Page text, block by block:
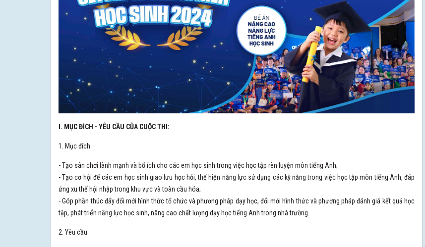
I. MỤC ĐÍCH - YÊU CẦU CỦA CUỘC THI:
1. Mục đích:
- Tạo sân chơi lành mạnh và bổ ích cho các em học sinh trong việc học tập rèn luyện môn tiếng Anh;
- Tạo cơ hội để các em học sinh giao lưu học hỏi, thể hiện năng lực sử dụng các kỹ năng trong việc học tập môn tiếng Anh, đáp
ứng xu thế hội nhập trong khu vực và toàn cầu hóa;
- Góp phần thúc đẩy đổi mới hình thức tổ chức và phương pháp dạy học, đổi mới hình thức và phương pháp đánh giá kết quả học
tập, phát triển năng lực học sinh, nâng cao chất lượng dạy học tiếng Anh trong nhà trường.
2. Yêu cầu: